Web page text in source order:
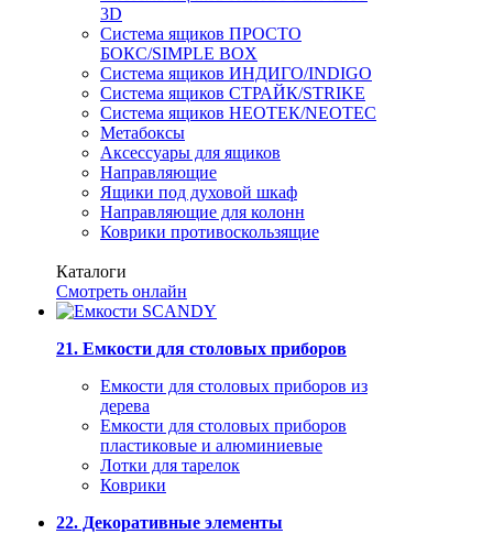
3D
Система ящиков ПРОСТО
БОКС/SIMPLE BOX
Система ящиков ИНДИГО/INDIGO
Система ящиков СТРАЙК/STRIKE
Система ящиков НЕОТЕК/NEOTEC
Метабоксы
Аксессуары для ящиков
Направляющие
Ящики под духовой шкаф
Направляющие для колонн
Коврики противоскользящие
Каталоги
Смотреть онлайн
21. Емкости для столовых приборов
Емкости для столовых приборов из
дерева
Емкости для столовых приборов
пластиковые и алюминиевые
Лотки для тарелок
Коврики
22. Декоративные элементы